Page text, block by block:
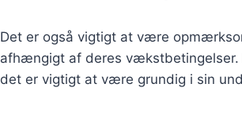
Det er også vigtigt at være
afhængigt af deres
det er vigtigt at være grundig i sin